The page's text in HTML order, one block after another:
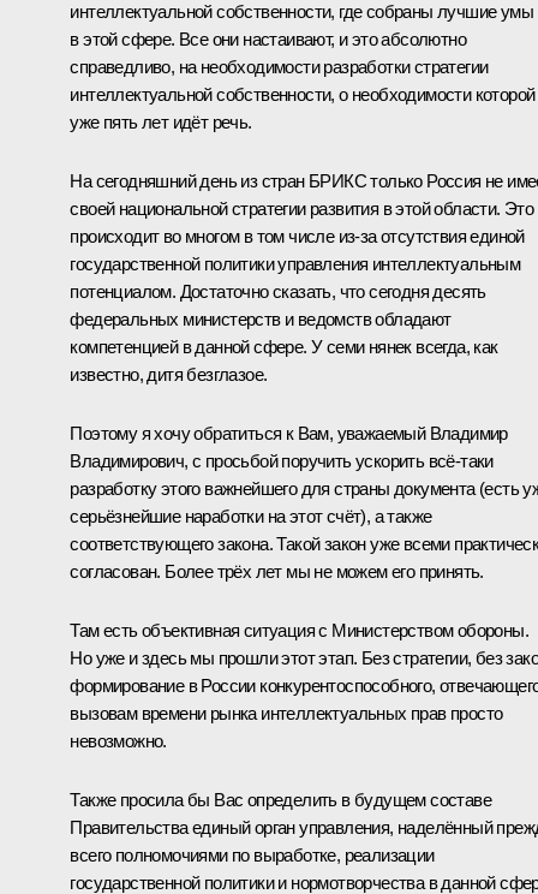
интеллектуальной собственности, где собраны лучшие умы
в этой сфере. Все они настаивают, и это абсолютно
справедливо, на необходимости разработки стратегии
интеллектуальной собственности, о необходимости которой
уже пять лет идёт речь.
На сегодняшний день из стран БРИКС только Россия не
своей национальной стратегии развития в этой области. Это
происходит во многом в том числе из-за отсутствия единой
государственной политики управления интеллектуальным
потенциалом. Достаточно сказать, что сегодня десять
федеральных министерств и ведомств обладают
компетенцией в данной сфере. У семи нянек всегда, как
известно, дитя безглазое.
Поэтому я хочу обратиться к Вам, уважаемый Владимир
Владимирович, с просьбой поручить ускорить всё-таки
разработку этого важнейшего для страны документа (есть
серьёзнейшие наработки на этот счёт), а также
соответствующего закона. Такой закон уже всеми
согласован. Более трёх лет мы не можем его принять.
Там есть объективная ситуация с Министерством обороны.
Но уже и здесь мы прошли этот этап. Без стратегии, без
формирование в России конкурентоспособного,
вызовам времени рынка интеллектуальных прав просто
невозможно.
Также просила бы Вас определить в будущем составе
Правительства единый орган управления, наделённый
всего полномочиями по выработке, реализации
государственной политики и нормотворчества в данной